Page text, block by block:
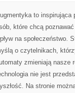
to inspirująca
które chcą
na społeczeństwo.
o czytelnikach,
zmieniają nasze
nie jest
Na stronie